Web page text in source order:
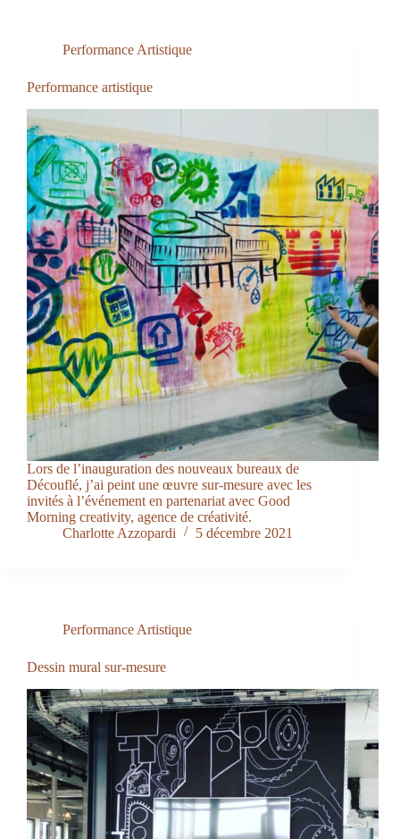
Performance Artistique
Performance artistique
Lors de l’inauguration des nouveaux bureaux de
Découflé, j’ai peint une œuvre sur-mesure avec les
invités à l’événement en partenariat avec Good
Morning creativity, agence de créativité.
Charlotte Azzopardi
5 décembre 2021
Performance Artistique
Dessin mural sur-mesure